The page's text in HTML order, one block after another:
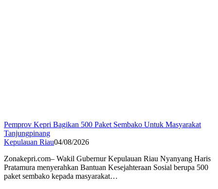
Pemprov Kepri Bagikan 500 Paket Sembako Untuk Masyarakat
Tanjungpinang
Kepulauan Riau04/08/2026
Zonakepri.com– Wakil Gubernur Kepulauan Riau Nyanyang Haris
Pratamura menyerahkan Bantuan Kesejahteraan Sosial berupa 500
paket sembako kepada masyarakat…